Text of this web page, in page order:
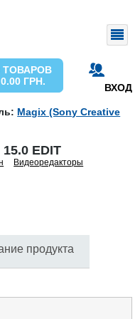
ВХОД
ТОВАРОВ
0.00 ГРН.
Magix (Sony Creative
EDIT
Видеоредакторы
продукта